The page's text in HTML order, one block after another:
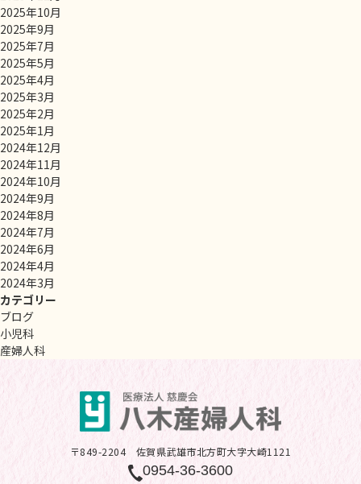
2025年10月
2025年9月
2025年7月
2025年5月
2025年4月
2025年3月
2025年2月
2025年1月
2024年12月
2024年11月
2024年10月
2024年9月
2024年8月
2024年7月
2024年6月
2024年4月
2024年3月
カテゴリー
ブログ
小児科
産婦人科
〒849-2204 佐賀県武雄市北方町大字大崎1121
0954-36-3600